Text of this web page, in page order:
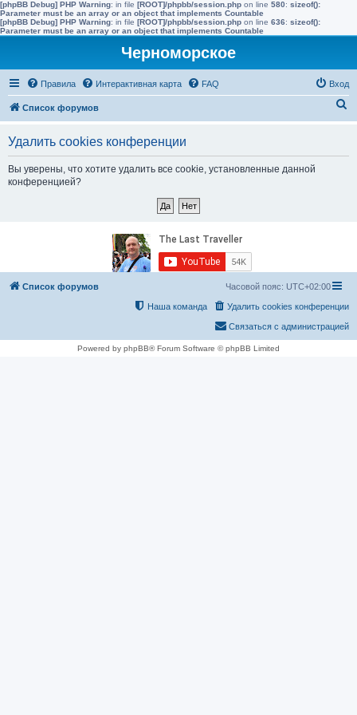
[phpBB Debug] PHP Warning: in file [ROOT]/phpbb/session.php on line 580: sizeof():
Parameter must be an array or an object that implements Countable
[phpBB Debug] PHP Warning: in file [ROOT]/phpbb/session.php on line 636: sizeof():
Parameter must be an array or an object that implements Countable
Черноморское
Правила Интерактивная карта FAQ Вход
Список форумов
Удалить cookies конференции
Вы уверены, что хотите удалить все cookie, установленные данной
конференцией?
Список форумов Часовой пояс: UTC+02:00
Удалить cookies конференции
Наша команда
Связаться с администрацией
Powered by phpBB® Forum Software © phpBB Limited